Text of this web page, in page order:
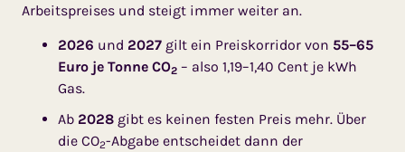
Arbeitspreises und steigt immer weiter an.
2026 und 2027 gilt ein Preis­korridor von 55–65
Euro je Tonne CO2 – also 1,19–1,40 Cent je kWh
Gas.
Ab 2028 gibt es keinen festen Preis mehr. Über
die CO2-Abgabe entscheidet dann der